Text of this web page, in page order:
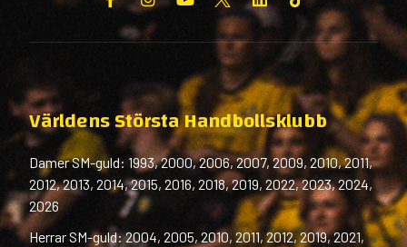
Världens Största Handbollsklubb
Damer SM-guld: 1993, 2000, 2006, 2007, 2009, 2010, 2011,
2012, 2013, 2014, 2015, 2016, 2018, 2019, 2022, 2023, 2024,
2026
Herrar SM-guld: 2004, 2005, 2010, 2011, 2012, 2019, 2021,